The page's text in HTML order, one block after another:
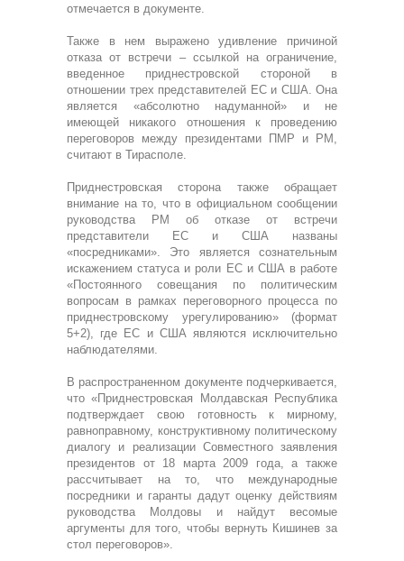
отмечается в документе.
Также в нем выражено удивление причиной
отказа от встречи – ссылкой на ограничение,
введенное приднестровской стороной в
отношении трех представителей ЕС и США. Она
является «абсолютно надуманной» и не
имеющей никакого отношения к проведению
переговоров между президентами ПМР и РМ,
считают в Тирасполе.
Приднестровская сторона также обращает
внимание на то, что в официальном сообщении
руководства РМ об отказе от встречи
представители ЕС и США названы
«посредниками». Это является сознательным
искажением статуса и роли ЕС и США в работе
«Постоянного совещания по политическим
вопросам в рамках переговорного процесса по
приднестровскому урегулированию» (формат
5+2), где ЕС и США являются исключительно
наблюдателями.
В распространенном документе подчеркивается,
что «Приднестровская Молдавская Республика
подтверждает свою готовность к мирному,
равноправному, конструктивному политическому
диалогу и реализации Совместного заявления
президентов от 18 марта 2009 года, а также
рассчитывает на то, что международные
посредники и гаранты дадут оценку действиям
руководства Молдовы и найдут весомые
аргументы для того, чтобы вернуть Кишинев за
стол переговоров».